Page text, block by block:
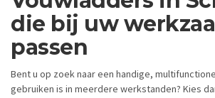
die bij uw
passen
Bent u op zoek naar een handige,
gebruiken is in meerdere werkstanden? Kies